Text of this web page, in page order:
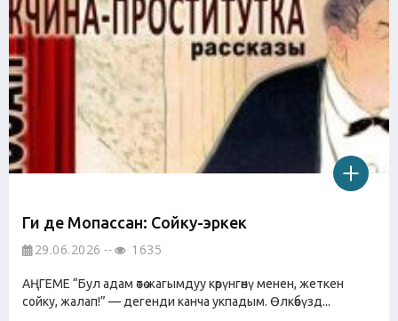
Ги де Мопассан: Сойку-эркек
29.06.2026 1635
АҢГЕМЕ “Бул адам өтө жагымдуу көрүнгөнү менен, жеткен
сойку, жалап!” — дегенди канча укпадым. Өлкөбүзд...